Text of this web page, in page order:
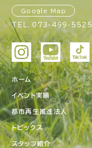
Google Map
TEL.073-499-5525
ホーム
イベント実績
都市再生推進法人
トピックス
スタッフ紹介